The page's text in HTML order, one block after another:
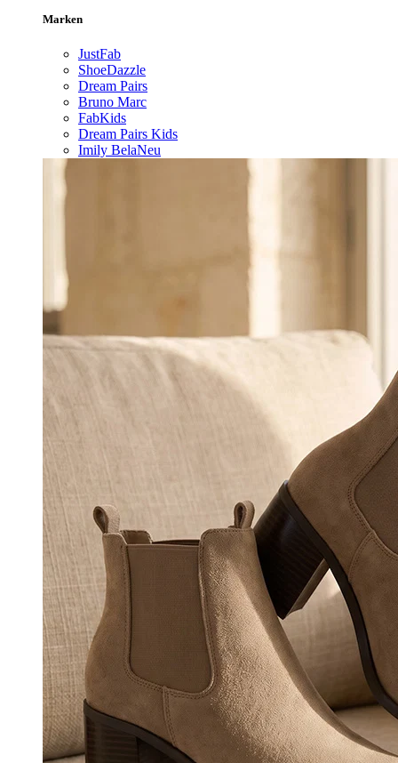
Marken
JustFab
ShoeDazzle
Dream Pairs
Bruno Marc
FabKids
Dream Pairs Kids
Imily BelaNeu